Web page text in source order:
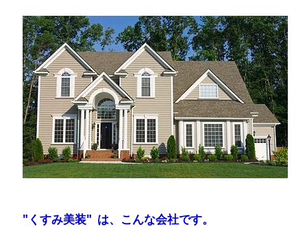
"くすみ美装" は、こんな会社です。